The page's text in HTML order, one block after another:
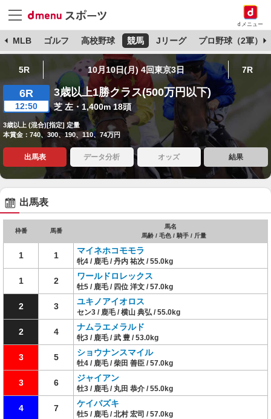
dメニュー
MLB ゴルフ 高校野球 競馬 Jリーグ プロ野球（2軍）
5R 10月10日(月) 4回東京3日 7R
6R
12:50
3歳以上1勝クラス(500万円以下)
芝 左・1,400m 18頭
3歳以上 (混合)[指定] 定量
本賞金：740、300、190、110、74万円
出馬表 データ分析 オッズ 結果
出馬表
枠番 馬番
馬名
馬齢 / 毛色 / 騎手 / 斤量
1 1 マイネホコモモラ
牝4 / 鹿毛 / 丹内 祐次 / 55.0kg
1 2 ワールドロレックス
牡5 / 鹿毛 / 四位 洋文 / 57.0kg
2 3 ユキノアイオロス
セン3 / 鹿毛 / 横山 典弘 / 55.0kg
2 4 ナムラエメラルド
牝3 / 鹿毛 / 武 豊 / 53.0kg
3 5 ショウナンスマイル
牡4 / 鹿毛 / 柴田 善臣 / 57.0kg
3 6 ジャイアン
牡3 / 鹿毛 / 丸田 恭介 / 55.0kg
4 7 ケイバズキ
牡5 / 鹿毛 / 北村 宏司 / 57.0kg